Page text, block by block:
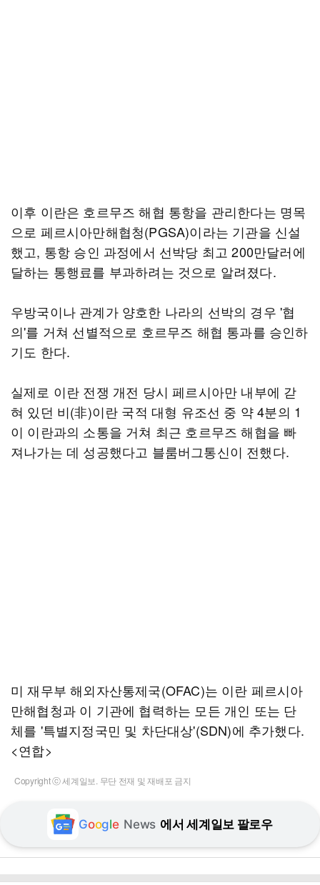
이후 이란은 호르무즈 해협 통항을 관리한다는 명목
으로 페르시아만해협청(PGSA)이라는 기관을 신설
했고, 통항 승인 과정에서 선박당 최고 200만달러에
달하는 통행료를 부과하려는 것으로 알려졌다.
우방국이나 관계가 양호한 나라의 선박의 경우 '협
의'를 거쳐 선별적으로 호르무즈 해협 통과를 승인하
기도 한다.
실제로 이란 전쟁 개전 당시 페르시아만 내부에 갇
혀 있던 비(非)이란 국적 대형 유조선 중 약 4분의 1
이 이란과의 소통을 거쳐 최근 호르무즈 해협을 빠
져나가는 데 성공했다고 블룸버그통신이 전했다.
미 재무부 해외자산통제국(OFAC)는 이란 페르시아
만해협청과 이 기관에 협력하는 모든 개인 또는 단
체를 '특별지정국민 및 차단대상'(SDN)에 추가했다.
<연합>
Copyright ⓒ 세계일보. 무단 전재 및 재배포 금지
Google News 에서 세계일보 팔로우